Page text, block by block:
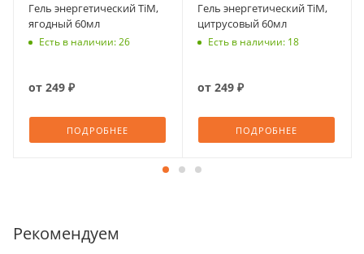
Гель энергетический TiM,
ягодный 60мл
Есть в наличии: 26
от 249 ₽
ПОДРОБНЕЕ
Гель энергетический TiM,
цитрусовый 60мл
Есть в наличии: 18
от 249 ₽
ПОДРОБНЕЕ
Рекомендуем